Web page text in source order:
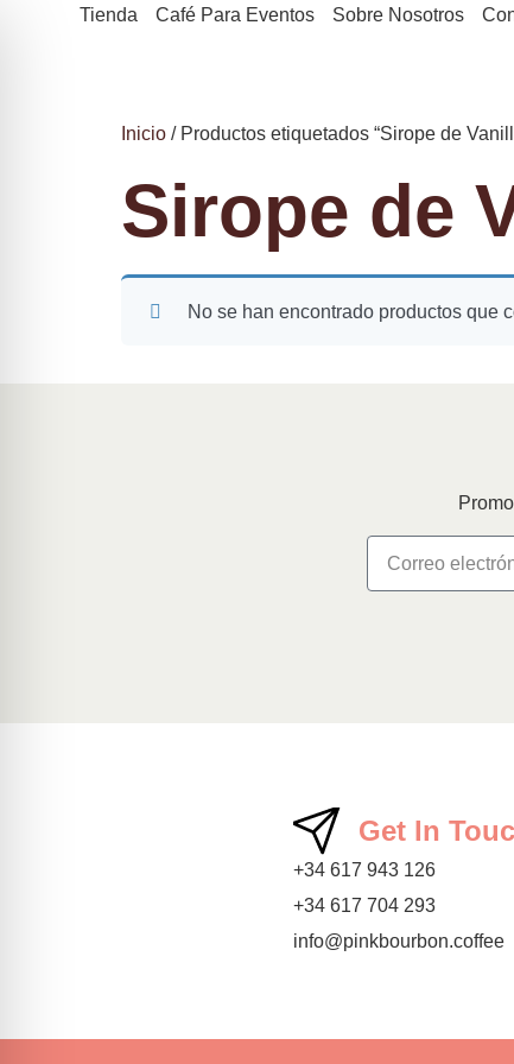
Tienda Café Para Eventos Sobre Nosotros
Inicio / Productos etiquetados “Sirope de
Sirope de
No se han encontrado productos que
Get In
+34 617 943 126
+34 617 704 293
info@pinkbourbon.coffee